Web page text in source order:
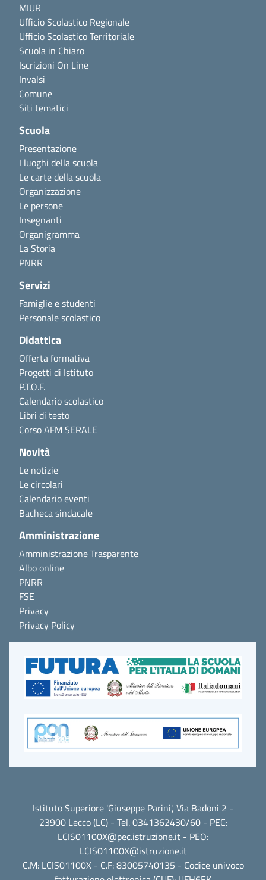
MIUR
Ufficio Scolastico Regionale
Ufficio Scolastico Territoriale
Scuola in Chiaro
Iscrizioni On Line
Invalsi
Comune
Siti tematici
Scuola
Presentazione
I luoghi della scuola
Le carte della scuola
Organizzazione
Le persone
Insegnanti
Organigramma
La Storia
PNRR
Servizi
Famiglie e studenti
Personale scolastico
Didattica
Offerta formativa
Progetti di Istituto
P.T.O.F.
Calendario scolastico
Libri di testo
Corso AFM SERALE
Novità
Le notizie
Le circolari
Calendario eventi
Bacheca sindacale
Amministrazione
Amministrazione Trasparente
Albo online
PNRR
FSE
Privacy
Privacy Policy
Istituto Superiore 'Giuseppe Parini', Via Badoni 2 -
23900 Lecco (LC) - Tel. 0341362430/60 - PEC:
LCIS01100X@pec.istruzione.it - PEO:
LCIS01100X@istruzione.it
C.M: LCIS01100X - C.F: 83005740135 - Codice univoco